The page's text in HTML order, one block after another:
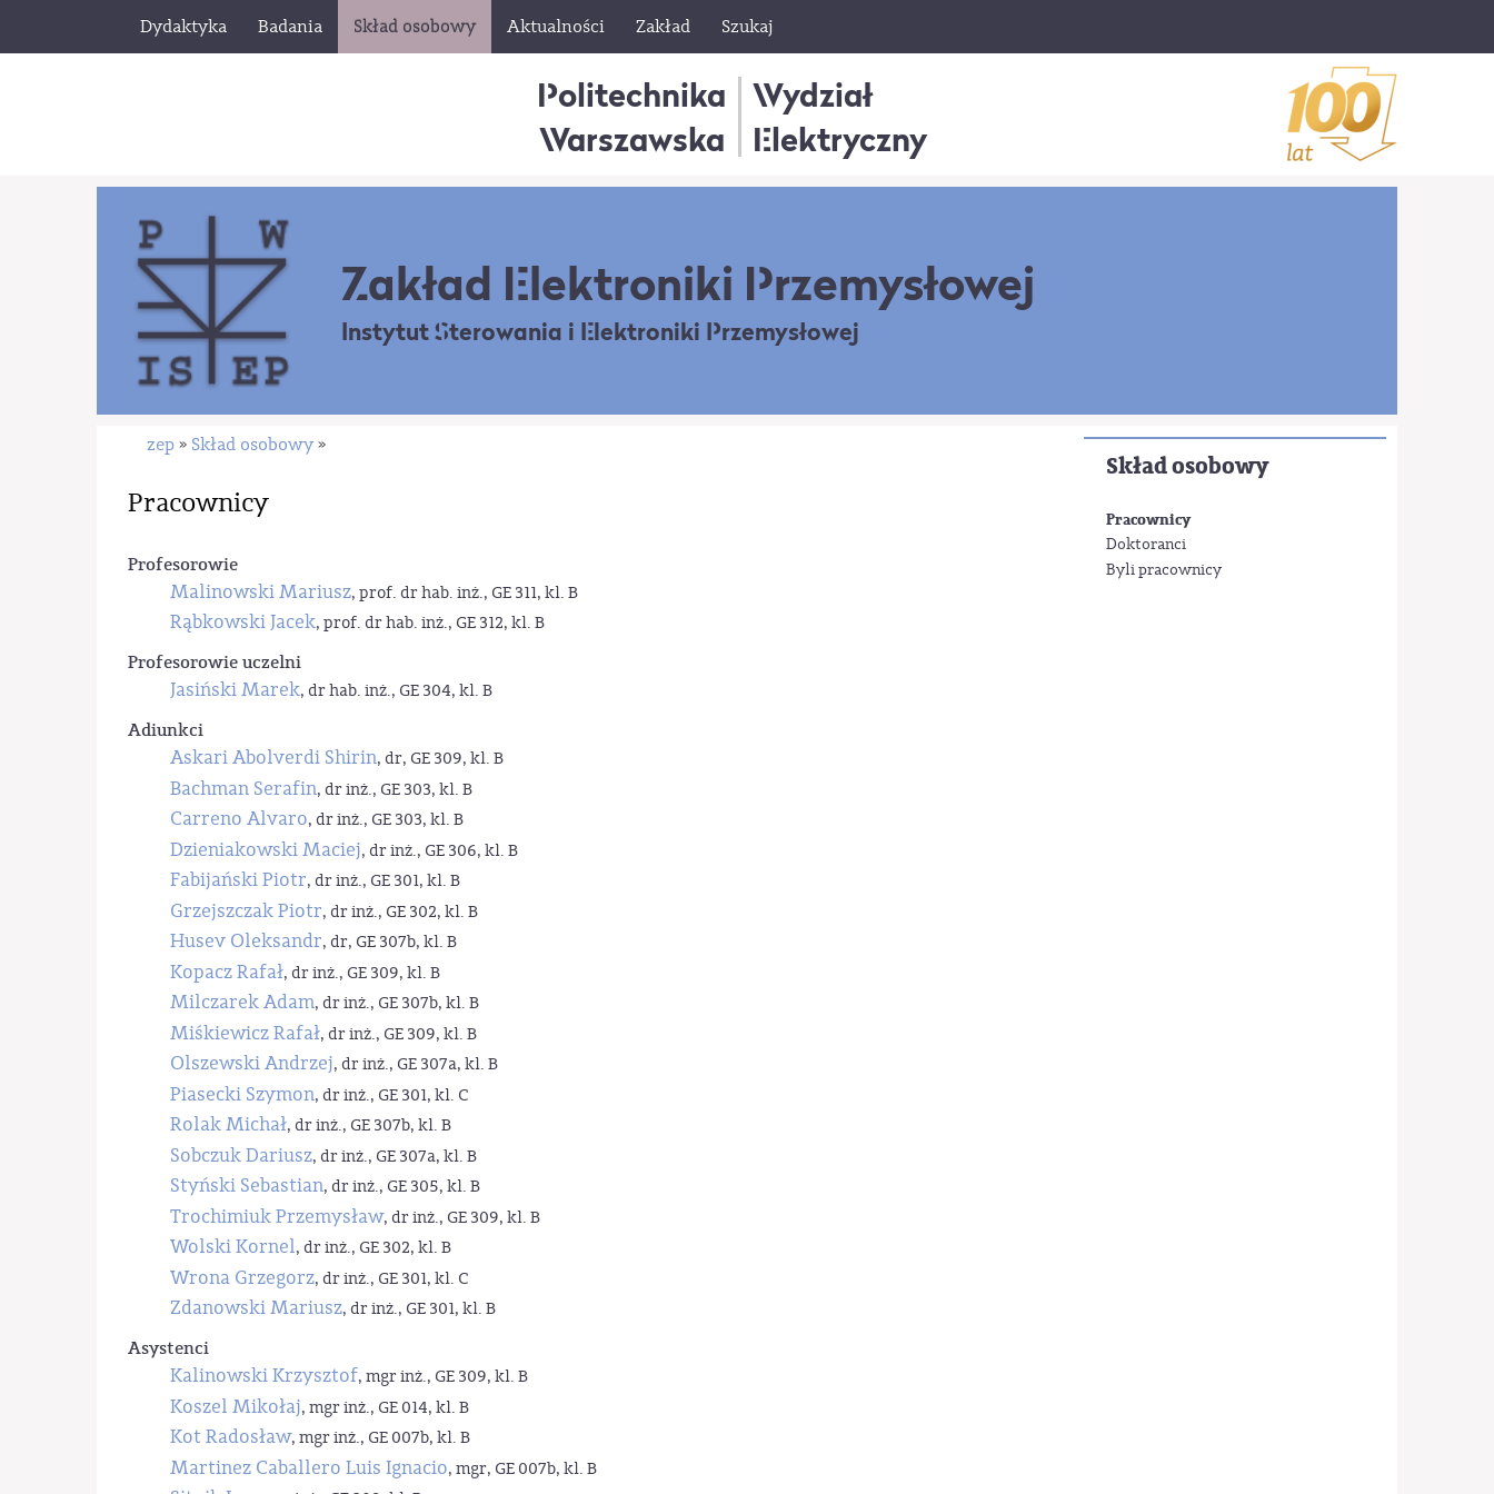
Dydaktyka Badania Skład osobowy Aktualności Zakład Szukaj
Politechnika
Warszawska
Wydział
Elektryczny
Zakład Elektroniki Przemysłowej
Instytut Sterowania i Elektroniki Przemysłowej
Skład osobowy
Pracownicy
Doktoranci
Byli pracownicy
zep » Skład osobowy »
Pracownicy
Profesorowie
Malinowski Mariusz, prof. dr hab. inż., GE 311, kl. B
Rąbkowski Jacek, prof. dr hab. inż., GE 312, kl. B
Profesorowie uczelni
Jasiński Marek, dr hab. inż., GE 304, kl. B
Adiunkci
Askari Abolverdi Shirin, dr, GE 309, kl. B
Bachman Serafin, dr inż., GE 303, kl. B
Carreno Alvaro, dr inż., GE 303, kl. B
Dzieniakowski Maciej, dr inż., GE 306, kl. B
Fabijański Piotr, dr inż., GE 301, kl. B
Grzejszczak Piotr, dr inż., GE 302, kl. B
Husev Oleksandr, dr, GE 307b, kl. B
Kopacz Rafał, dr inż., GE 309, kl. B
Milczarek Adam, dr inż., GE 307b, kl. B
Miśkiewicz Rafał, dr inż., GE 309, kl. B
Olszewski Andrzej, dr inż., GE 307a, kl. B
Piasecki Szymon, dr inż., GE 301, kl. C
Rolak Michał, dr inż., GE 307b, kl. B
Sobczuk Dariusz, dr inż., GE 307a, kl. B
Styński Sebastian, dr inż., GE 305, kl. B
Trochimiuk Przemysław, dr inż., GE 309, kl. B
Wolski Kornel, dr inż., GE 302, kl. B
Wrona Grzegorz, dr inż., GE 301, kl. C
Zdanowski Mariusz, dr inż., GE 301, kl. B
Asystenci
Kalinowski Krzysztof, mgr inż., GE 309, kl. B
Koszel Mikołaj, mgr inż., GE 014, kl. B
Kot Radosław, mgr inż., GE 007b, kl. B
Martinez Caballero Luis Ignacio, mgr, GE 007b, kl. B